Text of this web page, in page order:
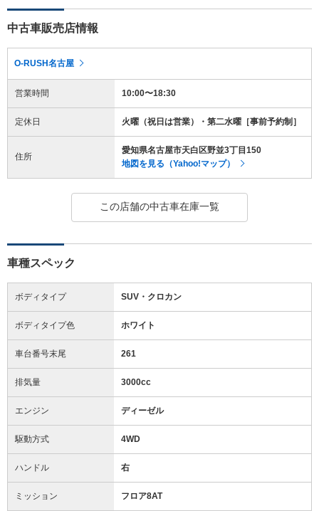
中古車販売店情報
O-RUSH名古屋
営業時間 10:00〜18:30
定休日 火曜（祝日は営業）・第二水曜［事前予約制］
住所
愛知県名古屋市天白区野並3丁目150
地図を見る（Yahoo!マップ）
この店舗の中古車在庫一覧
車種スペック
ボディタイプ SUV・クロカン
ボディタイプ色 ホワイト
車台番号末尾 261
排気量 3000cc
エンジン ディーゼル
駆動方式 4WD
ハンドル 右
ミッション フロア8AT